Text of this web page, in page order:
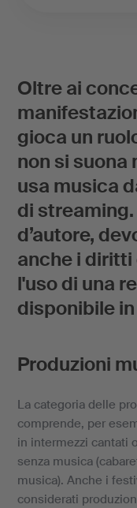
Oltre ai
gioca un
non si suona
usa musica
di
d’autore,
anche i
l'uso di una
disponibile
Produzioni
La categoria delle
comprende, per
in intermezzi cantati
senza musica
musica). Anche i
considerati